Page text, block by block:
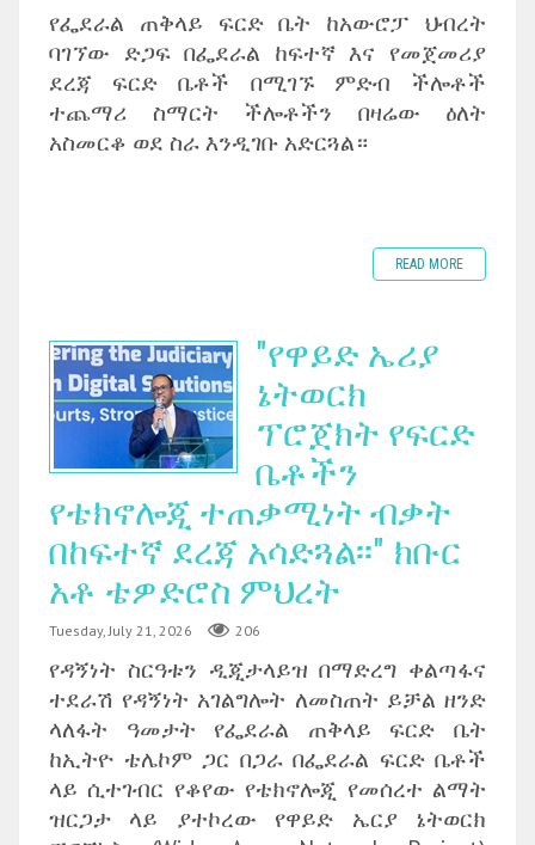
የፌደራል ጠቅላይ ፍርድ ቤት ከአውሮፓ ህብረት
ባገኘው ድጋፍ በፌደራል ከፍተኛ እና የመጀመሪያ
ደረጃ ፍርድ ቤቶች በሚገኙ ምድብ ችሎቶች
ተጨማሪ ስማርት ችሎቶችን በዛሬው ዕለት
አስመርቆ ወደ ስራ እንዲገቡ አድርጓል።
READ MORE
"የዋይድ ኤሪያ
ኔትወርክ
ፕሮጀክት የፍርድ
ቤቶችን
የቴክኖሎጂ ተጠቃሚነት ብቃት
በከፍተኛ ደረጃ አሳድጓል፡፡" ክቡር
አቶ ቴዎድሮስ ምህረት
Tuesday, July 21, 2026 206
የዳኝነት ስርዓቱን ዲጂታላይዝ በማድረግ ቀልጣፋና
ተደራሽ የዳኝነት አገልግሎት ለመስጠት ይቻል ዘንድ
ላለፋት ዓመታት የፌደራል ጠቅላይ ፍርድ ቤት
ከኢትዮ ቴሌኮም ጋር በጋራ በፌደራል ፍርድ ቤቶች
ላይ ሲተገብር የቆየው የቴክኖሎጂ የመሰረተ ልማት
ዝርጋታ ላይ ያተኮረው የዋይድ ኤርያ ኔትወርክ